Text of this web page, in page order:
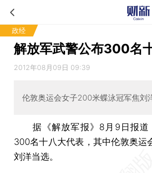
政经
解放军武警公布300名
2012年08月09日 09:39
伦敦奥运会女子200米蝶泳冠军焦刘
据《解放军报》8月9日报道
300名十八大代表，其中伦敦奥运
刘洋当选。